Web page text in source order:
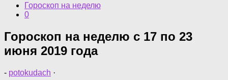
Гороскоп на неделю
0
Гороскоп на неделю с 17 по 23
июня 2019 года
- potokudach ·